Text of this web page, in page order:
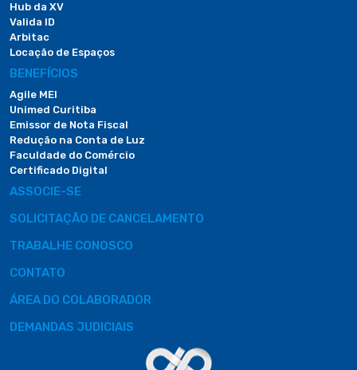
Hub da XV
Valida ID
Arbitac
Locação de Espaços
BENEFÍCIOS
Agile MEI
Unimed Curitiba
Emissor de Nota Fiscal
Redução na Conta de Luz
Faculdade do Comércio
Certificado Digital
ASSOCIE-SE
SOLICITAÇÃO DE CANCELAMENTO
TRABALHE CONOSCO
CONTATO
ÁREA DO COLABORADOR
DEMANDAS JUDICIAIS